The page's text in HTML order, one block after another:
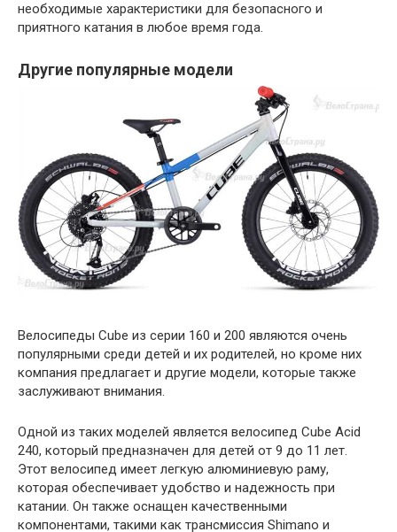
необходимые характеристики для безопасного и
приятного катания в любое время года.
Другие популярные модели
Велосипеды Cube из серии 160 и 200 являются очень
популярными среди детей и их родителей, но кроме них
компания предлагает и другие модели, которые также
заслуживают внимания.
Одной из таких моделей является велосипед Cube Acid
240, который предназначен для детей от 9 до 11 лет.
Этот велосипед имеет легкую алюминиевую раму,
которая обеспечивает удобство и надежность при
катании. Он также оснащен качественными
компонентами, такими как трансмиссия Shimano и